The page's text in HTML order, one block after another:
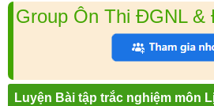
Group Ôn Thi ĐGNL &
Luyện Bài tập trắc nghiệm môn